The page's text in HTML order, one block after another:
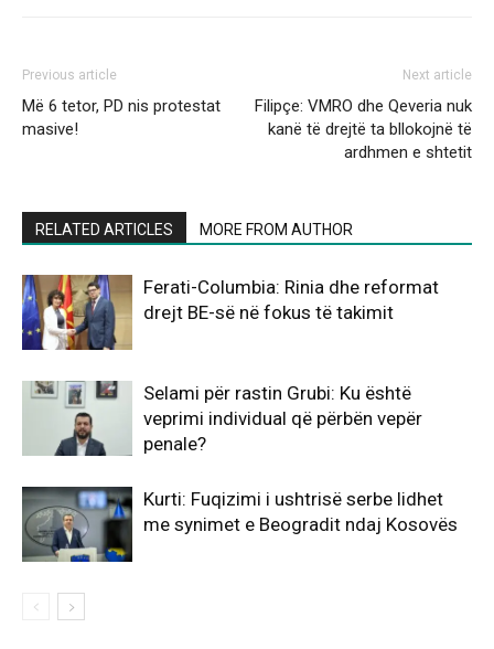
Previous article
Më 6 tetor, PD nis protestat
masive!
Next article
Filipçe: VMRO dhe Qeveria nuk
kanë të drejtë ta bllokojnë të
ardhmen e shtetit
RELATED ARTICLES MORE FROM AUTHOR
Ferati-Columbia: Rinia dhe reformat
drejt BE-së në fokus të takimit
Selami për rastin Grubi: Ku është
veprimi individual që përbën vepër
penale?
Kurti: Fuqizimi i ushtrisë serbe lidhet
me synimet e Beogradit ndaj Kosovës